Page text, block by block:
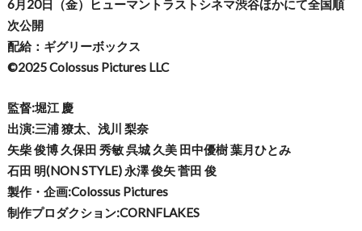
6月20日（金）ヒューマントラストシネマ渋谷ほかにて全国順
次公開
配給：ギグリーボックス
©2025 Colossus Pictures LLC
監督:堀江 慶
出演:三浦獠太、浅川 梨奈
矢柴俊博久保田 秀敏呉城久美 田中優樹葉月ひとみ
石田 明(NON STYLE)永澤俊矢菅田 俊
製作・企画:Colossus Pictures
制作プロダクション:CORNFLAKES